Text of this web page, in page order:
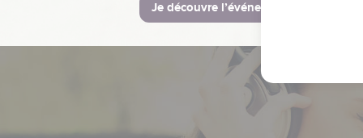
Je découvre l’événement